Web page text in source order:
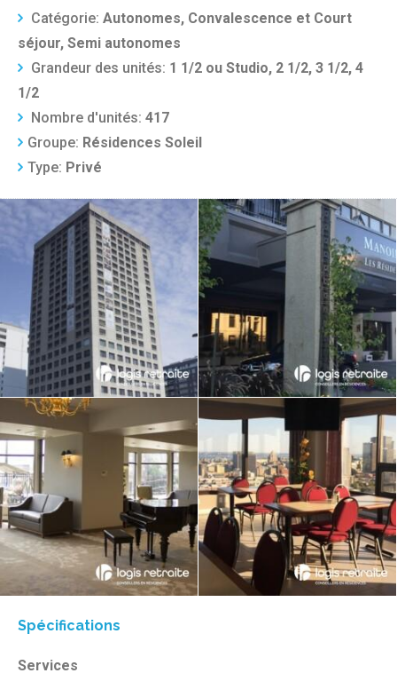
Catégorie: Autonomes, Convalescence et Court
séjour, Semi autonomes
Grandeur des unités: 1 1/2 ou Studio, 2 1/2, 3 1/2, 4
1/2
Nombre d'unités: 417
Groupe: Résidences Soleil
Type: Privé
Spécifications
Services